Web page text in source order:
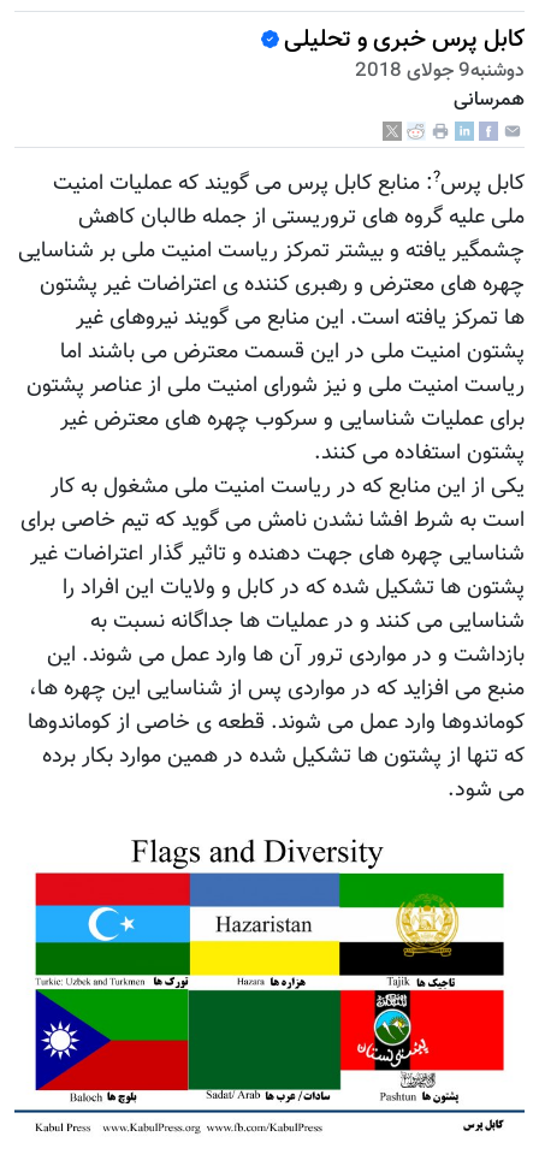
کابل پرس خبری و تحلیلی
دوشنبه9 جولای 2018
همرسانی
کابل پرس?: منابع کابل پرس می گویند که عملیات امنیت
ملی علیه گروه های تروریستی از جمله طالبان کاهش
چشمگیر یافته و بیشتر تمرکز ریاست امنیت ملی بر شناسایی
چهره های معترض و رهبری کننده ی اعتراضات غیر پشتون
ها تمرکز یافته است. این منابع می گویند نیروهای غیر
پشتون امنیت ملی در این قسمت معترض می باشند اما
ریاست امنیت ملی و نیز شورای امنیت ملی از عناصر پشتون
برای عملیات شناسایی و سرکوب چهره های معترض غیر
پشتون استفاده می کنند.
یکی از این منابع که در ریاست امنیت ملی مشغول به کار
است به شرط افشا نشدن نامش می گوید که تیم خاصی برای
شناسایی چهره های جهت دهنده و تاثیر گذار اعتراضات غیر
پشتون ها تشکیل شده که در کابل و ولایات این افراد را
شناسایی می کنند و در عملیات ها جداگانه نسبت به
بازداشت و در مواردی ترور آن ها وارد عمل می شوند. این
منبع می افزاید که در مواردی پس از شناسایی این چهره ها،
کوماندوها وارد عمل می شوند. قطعه ی خاصی از کوماندوها
که تنها از پشتون ها تشکیل شده در همین موارد بکار برده
می شود.